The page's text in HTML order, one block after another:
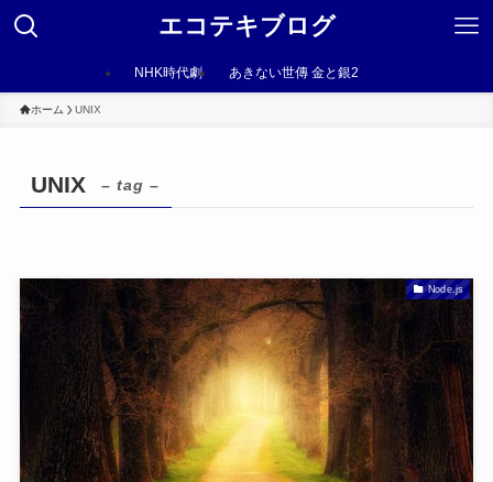
エコテキブログ
NHK時代劇 あきない世傳 金と銀2
ホーム UNIX
UNIX – tag –
Node.js